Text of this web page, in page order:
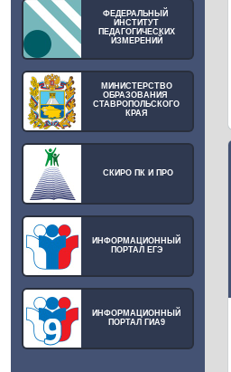
ФЕДЕРАЛЬНЫЙ
ИНСТИТУТ
ПЕДАГОГИЧЕСКИХ
ИЗМЕРЕНИЙ
МИНИСТЕРСТВО
ОБРАЗОВАНИЯ
СТАВРОПОЛЬСКОГО
КРАЯ
СКИРО ПК И ПРО
ИНФОРМАЦИОННЫЙ
ПОРТАЛ ЕГЭ
ИНФОРМАЦИОННЫЙ
ПОРТАЛ ГИА9